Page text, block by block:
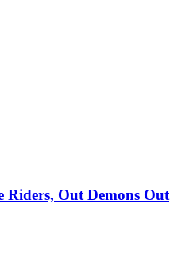
Riders, Out Demons Out